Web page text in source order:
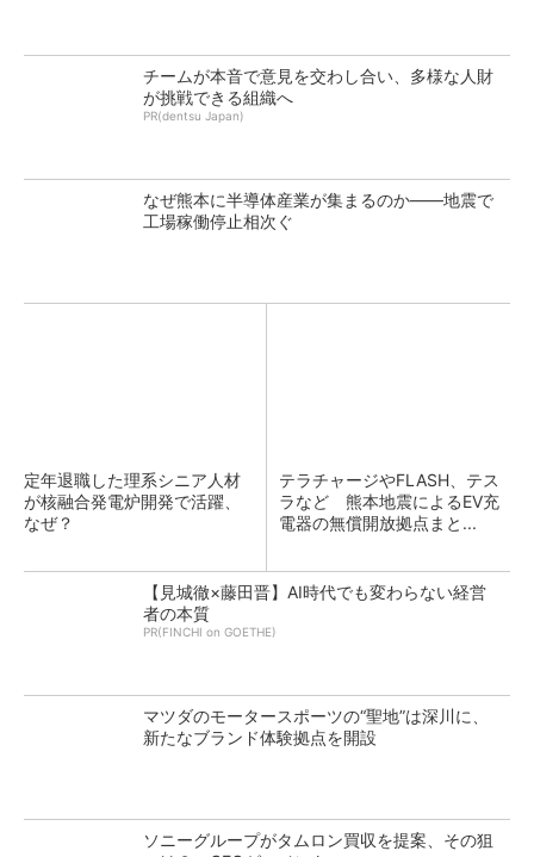
チームが本音で意見を交わし合い、多様な人財
が挑戦できる組織へ
PR(dentsu Japan)
なぜ熊本に半導体産業が集まるのか――地震で
工場稼働停止相次ぐ
定年退職した理系シニア人材
が核融合発電炉開発で活躍、
なぜ？
テラチャージやFLASH、テス
ラなど 熊本地震によるEV充
電器の無償開放拠点まと...
【見城徹×藤田晋】AI時代でも変わらない経営
者の本質
PR(FINCHI on GOETHE)
マツダのモータースポーツの“聖地”は深川に、
新たなブランド体験拠点を開設
ソニーグループがタムロン買収を提案、その狙